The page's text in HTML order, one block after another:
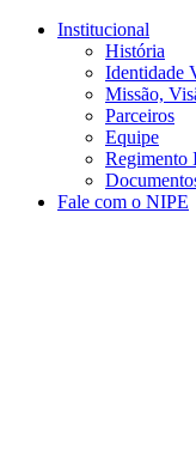
Conteúdo principal
Institucional
História
Identidade
Missão,
Parceiros
Equipe
Regimento
Fale com o NIPE